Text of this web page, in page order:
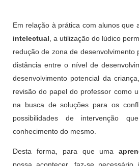
Em relação à prática com alunos que
intelectual , a utilização do lúdico
redução de zona de desenvolvimento
distância entre o nível de
desenvolvimento potencial da
revisão do papel do professor como
na busca de soluções para os
possibilidades de intervenção
conhecimento do mesmo.
Desta forma, para que uma